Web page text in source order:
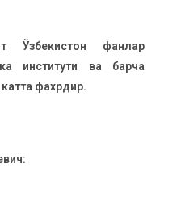
Ўзбекистон фанлар
институти ва барча
фахрдир.